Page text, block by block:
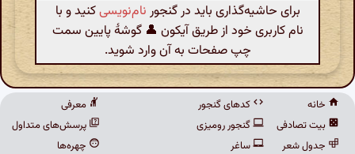
برای حاشیه‌گذاری باید در گنجور نام‌نویسیکنید و با
نام کاربری خود از طریق آیکون 👤 گوشهٔ پایین سمت
چپ صفحات به آن وارد شوید.
خانه
بیت تصادفی
جدول شعر
کدهای گنجور
گنجور رومیزی
ساغر
معرفی
پرسش‌های متداول
چهره‌ها